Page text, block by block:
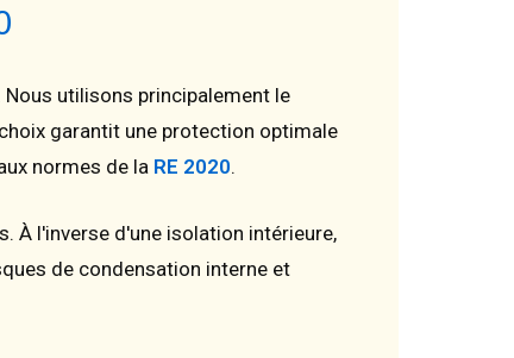
utilisons principalement le
garantit une protection optimale
normes de la RE 2020.
À l'inverse d'une isolation intérieure,
de condensation interne et